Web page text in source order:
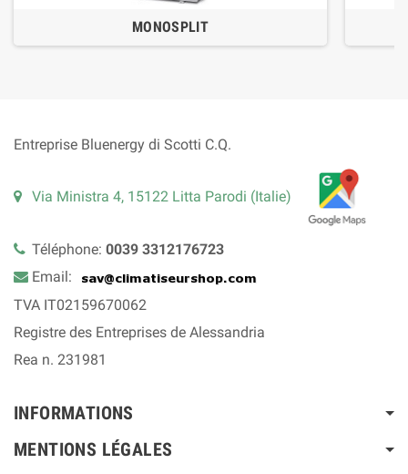
MONOSPLIT
Entreprise Bluenergy di Scotti C.Q.
Via Ministra 4, 15122 Litta Parodi (Italie)
Téléphone: 0039 3312176723
Email:
TVA IT02159670062
Registre des Entreprises de Alessandria
Rea n. 231981
INFORMATIONS
MENTIONS LÉGALES